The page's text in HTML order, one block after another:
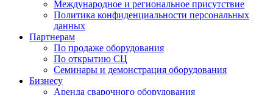
Международное и региональное присутствие
Политика конфиденциальности персональных
данных
Партнерам
По продаже оборудования
По открытию СЦ
Семинары и демонстрация оборудования
Бизнесу
Аренда сварочного оборудования